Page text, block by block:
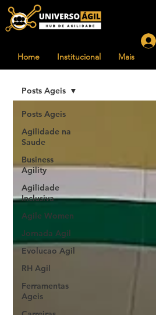
Home Institucional Mais
Posts Ageis
Agilidade na
Saude
Business
Agility
Agilidade
Inclusiva
Agile Women
Jornada Agil
Evolucao Agil
RH Agil
Ferramentas
Ageis
Posts Ageis